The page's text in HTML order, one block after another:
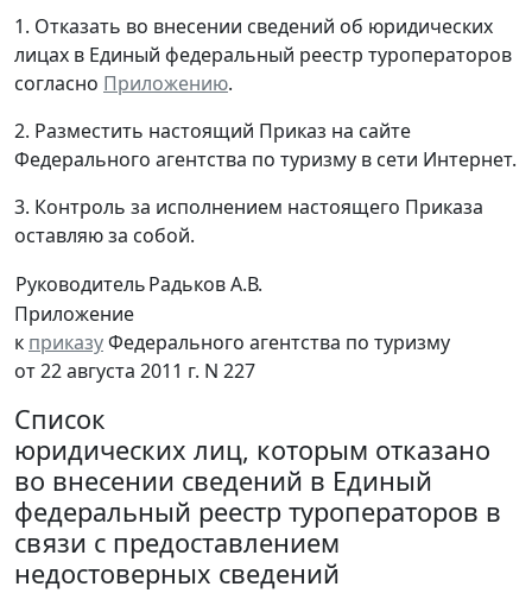
1. Отказать во внесении сведений об юридических
лицах в Единый федеральный реестр туроператоров
согласно Приложению.
2. Разместить настоящий Приказ на сайте
Федерального агентства по туризму в сети Интернет.
3. Контроль за исполнением настоящего Приказа
оставляю за собой.
РуководительРадьков А.В.
Приложение
к приказуФедерального агентства по туризму
от 22 августа 2011 г. N 227
Список
юридических лиц, которым отказано
во внесении сведений в Единый
федеральный реестр туроператоров в
связи с предоставлением
недостоверных сведений